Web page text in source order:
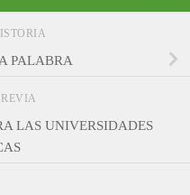
PALABRA
LAS UNIVERSIDADES